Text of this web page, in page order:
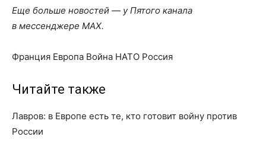
Еще больше новостей — у Пятого канала
в мессенджере MAX.
Франция Европа Война НАТО Россия
Читайте также
Лавров: в Европе есть те, кто готовит войну против
России